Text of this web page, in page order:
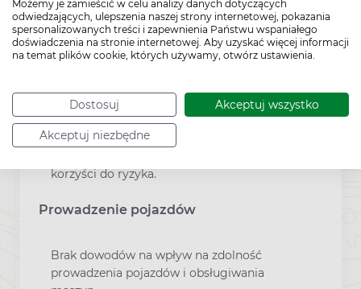
Możemy je zamieścić w celu analizy danych dotyczących
odwiedzających, ulepszenia naszej strony internetowej, pokazania
spersonalizowanych treści i zapewnienia Państwu wspaniałego
doświadczenia na stronie internetowej. Aby uzyskać więcej informacji
na temat plików cookie, których używamy, otwórz ustawienia.
Dostosuj Akceptuj wszystko
Akceptuj niezbędne
Laktacja
U zwierząt ambroksol przenika do mleka
matki. Ponieważ dotychczas brak
karmiących piersią, produkt Ambroxoli
hydrochloridum Berlin-Chemie należy
stosować w okresie karmienia piersią
korzyści do ryzyka.
Prowadzenie pojazdów
Brak dowodów na wpływ na zdolność
prowadzenia pojazdów i obsługiwania